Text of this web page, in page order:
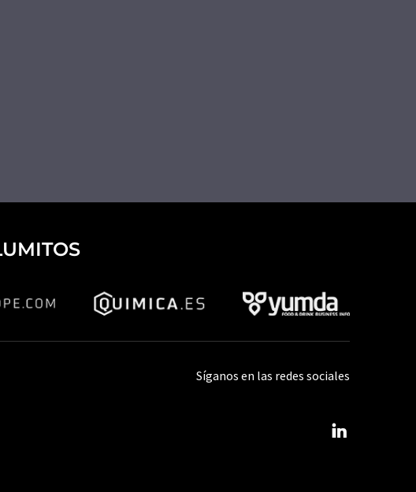
Síganos en las redes sociales